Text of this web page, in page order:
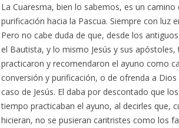
La Cuaresma, bien lo sabemos, es un camino
purificación hacia la Pascua. Siempre con luz
Pero no cabe duda de que, desde los
el Bautista, y lo mismo Jesús y sus apóstoles,
practicaron y recomendaron el ayuno como
conversión y purificación, o de ofrenda a Dios
caso de Jesús. El daba por descontado que
tiempo practicaban el ayuno, al decirles que,
hicieran, no se pusieran caritristes como los